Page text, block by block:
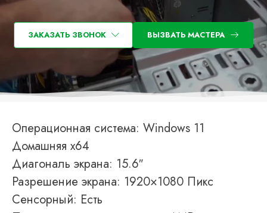
ЗАКАЗАТЬ ЗВОНОК ВЫЗВАТЬ МАСТЕРА
Операционная система: Windows 11
Домашняя x64
Диагональ экрана: 15.6″
Разрешение экрана: 1920×1080 Пикс
Сенсорный: Есть